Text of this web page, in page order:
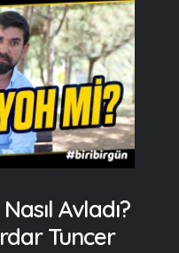
Avladı?
Tuncer